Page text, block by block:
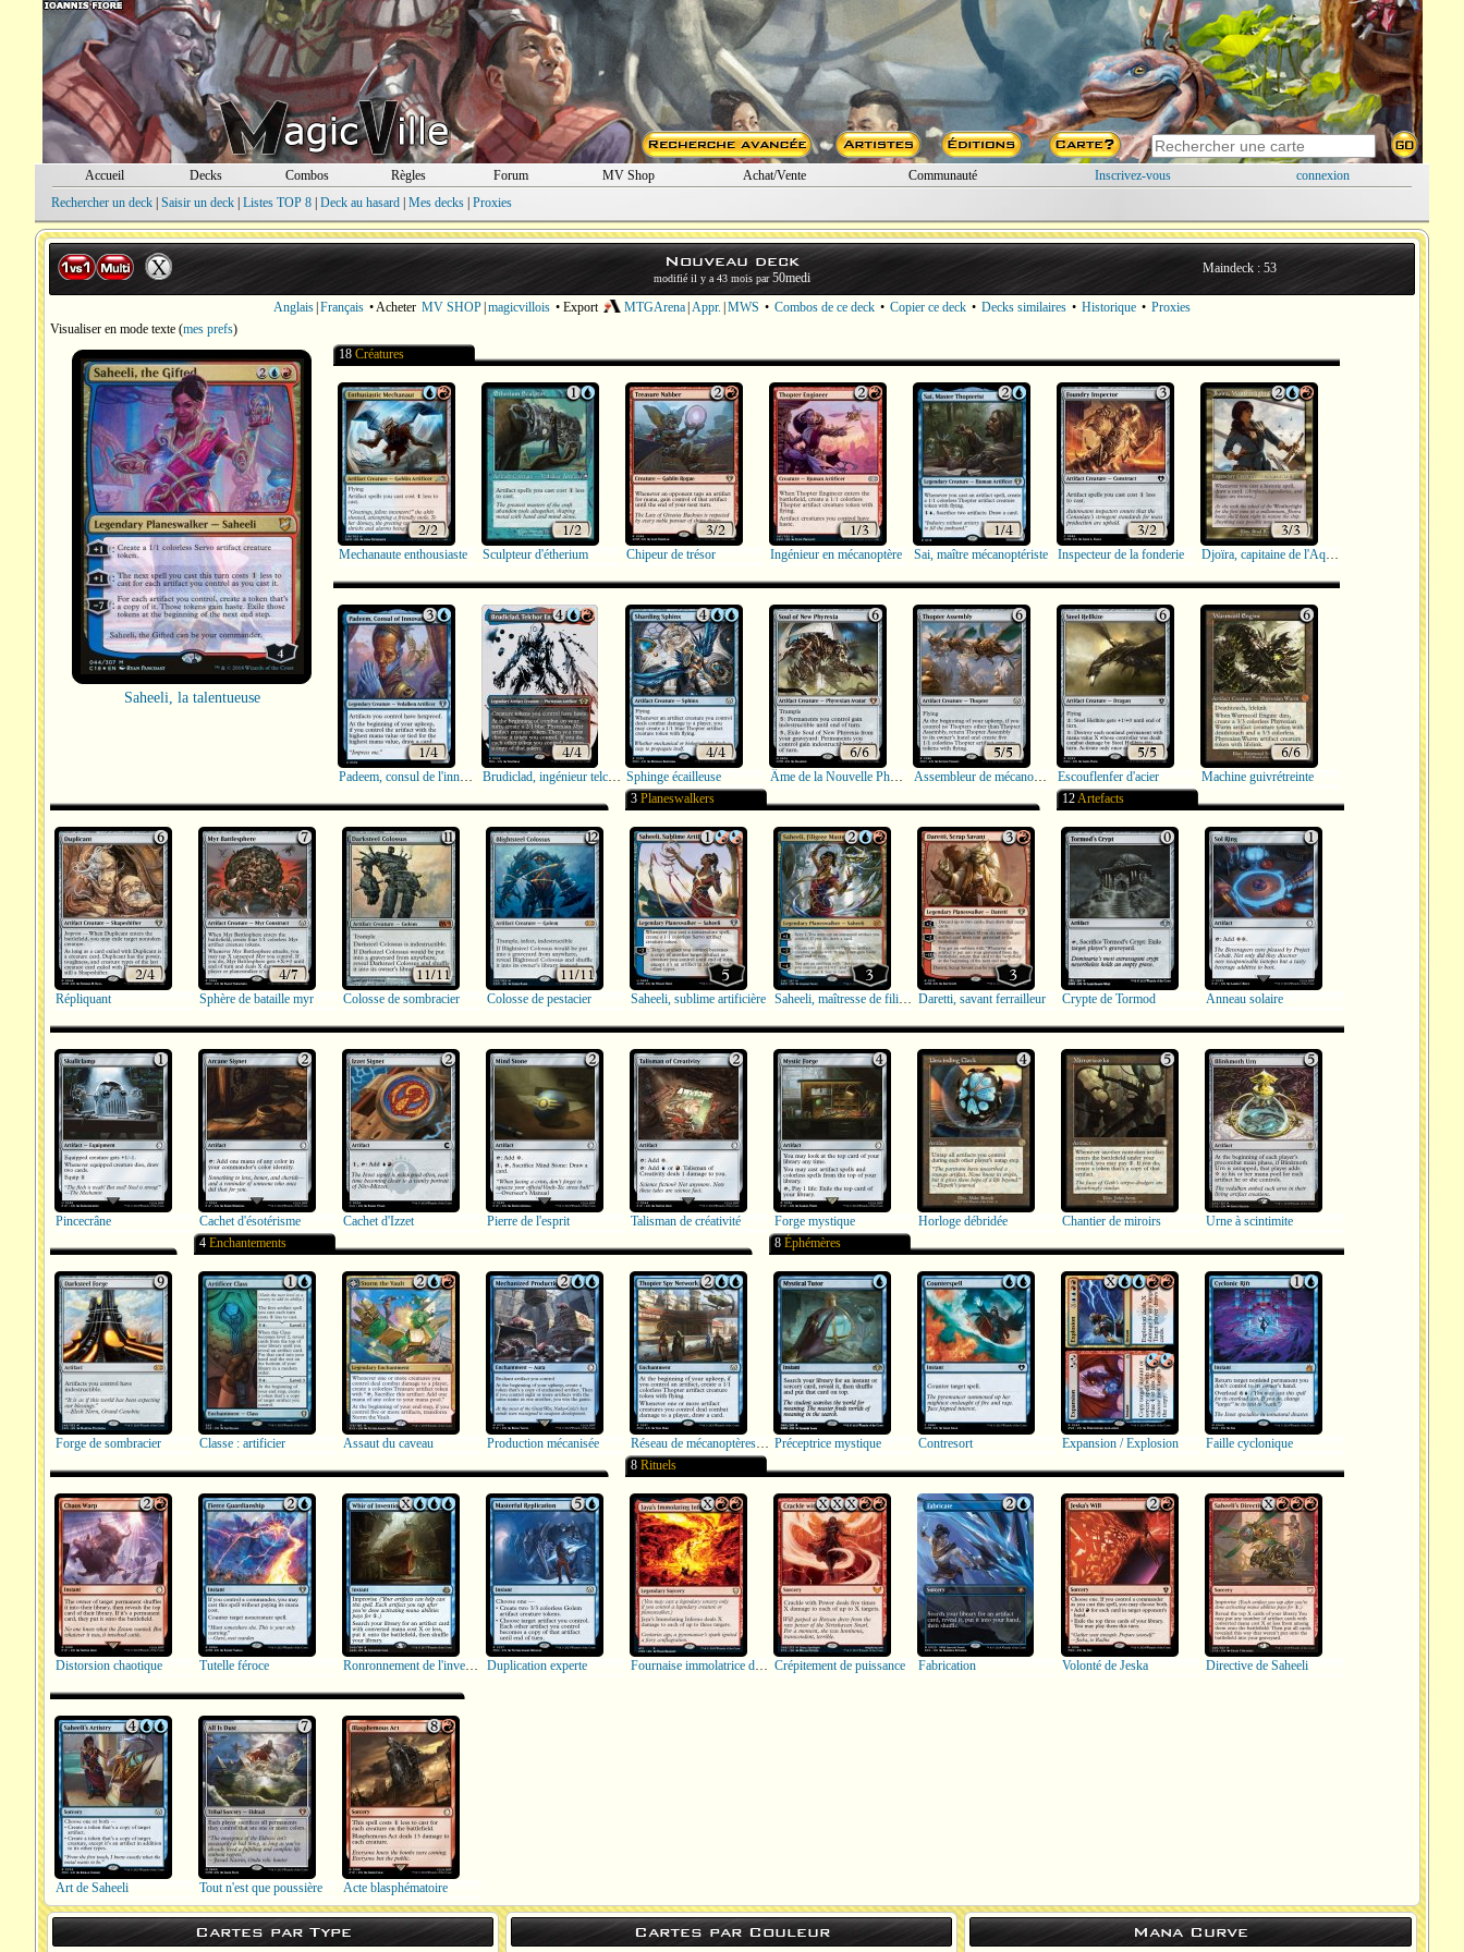
Accueil Decks Combos Règles Forum MV Shop Achat/Vente Communauté Inscrivez-vous
connexion
Rechercher un deck| Saisir un deck| Listes TOP 8| Deck au hasard| Mes decks| Proxies
Nouveau deck
modifié il y a 43 mois par50medi
Maindeck : 53
Anglais Français • Acheter MV SHOP magicvillois • Export MTGArena Appr. MWS • Combos de ce deck • Copier ce deck • Decks similaires • Historique • Proxies
Visualiser en mode texte (mes prefs)
Saheeli, la talentueuse
18 Créatures
Mechanaute enthousiaste Sculpteur d'étherium Chipeur de trésor Ingénieur en mécanoptère Sai, maître mécanoptériste Inspecteur de la fonderie Djoïra, capitaine de l'Aquilon
Padeem, consul de l'innovation Brudiclad, ingénieur telchor Sphinge écailleuse Âme de la Nouvelle Phyrexia Assembleur de mécanoptères Escouflenfer d'acier Machine guivrétreinte
Répliquant Sphère de bataille myr Colosse de sombracier Colosse de pestacier
3 Planeswalkers
Saheeli, sublime artificière Saheeli, maîtresse de filigrane Daretti, savant ferrailleur
12Artefacts
Crypte de Tormod Anneau solaire
Pincecrâne Cachet d'ésotérisme Cachet d'Izzet Pierre de l'esprit Talisman de créativité Forge mystique Horloge débridée Chantier de miroirs Urne à scintimite
Forge de sombracier
4 Enchantements
Classe : artificier Assaut du caveau Production mécanisée Réseau de mécanoptères espions
8 Éphémères
Préceptrice mystique Contresort Expansion / Explosion Faille cyclonique
Distorsion chaotique Tutelle féroce Ronronnement de l'inventivité Duplication experte
8 Rituels
Fournaise immolatrice de Jaya Crépitement de puissance Fabrication Volonté de Jeska Directive de Saheeli
Art de Saheeli Tout n'est que poussière Acte blasphématoire
Cartes par Type Cartes par Couleur Mana Curve